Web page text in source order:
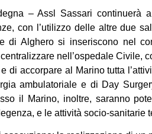
– Assl Sassari continuerà
con l’utilizzo delle altre due
di Alghero si inseriscono nel
nell’ospedale Civile,
di accorpare al Marino tutta
ambulatoriale e di Day
il Marino, inoltre, saranno
e le attività socio-sanitarie